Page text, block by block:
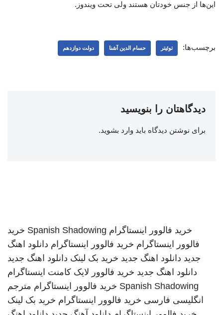
این‌ها از جنس خودتان هستند ولی تحت ویندوز.
برچسب‌ها: توئیتر حسام‌ الدین آشنا دولت دوازدهم
دیدگاهتان را بنویسید
برای نوشتن دیدگاه باید وارد بشوید.
خرید فالوور اینستاگرام Spanish Shadowing خرید
فالوور اینستاگرام خرید فالوور اینستاگرام دانلود اهنگ
جدید دانلود اهنگ جدید خرید بک لینک دانلود اهنگ جدید
دانلود اهنگ جدید خرید فالوور لایک کامنت اینستاگرام
Spanish Shadowing خرید فالوور اینستاگرام مترجم
انگلیسی فارسی خرید فالوور اینستاگرام خرید بک لینک